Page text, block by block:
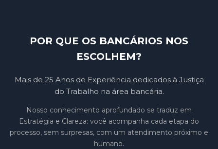
POR QUE OS BANCÁRIOS NOS
ESCOLHEM?
Mais de 25 Anos de Experiência dedicados à Justiça
do Trabalho na área bancária.
Nosso conhecimento aprofundado se traduz em
Estratégia e Clareza: você acompanha cada etapa do
processo, sem surpresas, com um atendimento próximo e
humano.